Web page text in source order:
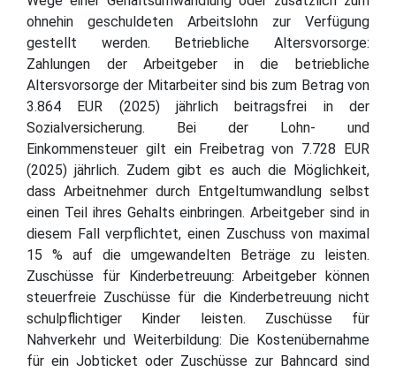
ohnehin geschuldeten Arbeitslohn zur Verfügung
gestellt werden. Betriebliche Altersvorsorge:
Zahlungen der Arbeitgeber in die betriebliche
Altersvorsorge der Mitarbeiter sind bis zum Betrag von
3.864 EUR (2025) jährlich beitragsfrei in der
Sozialversicherung. Bei der Lohn- und
Einkommensteuer gilt ein Freibetrag von 7.728 EUR
(2025) jährlich. Zudem gibt es auch die Möglichkeit,
dass Arbeitnehmer durch Entgeltumwandlung selbst
einen Teil ihres Gehalts einbringen. Arbeitgeber sind in
diesem Fall verpflichtet, einen Zuschuss von maximal
15 % auf die umgewandelten Beträge zu leisten.
Zuschüsse für Kinderbetreuung: Arbeitgeber können
steuerfreie Zuschüsse für die Kinderbetreuung nicht
schulpflichtiger Kinder leisten. Zuschüsse für
Nahverkehr und Weiterbildung: Die Kostenübernahme
für ein Jobticket oder Zuschüsse zur Bahncard sind